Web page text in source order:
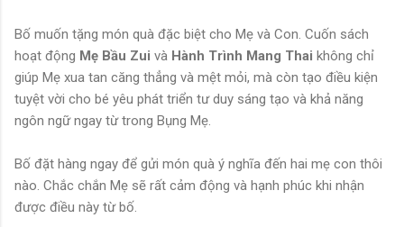
Bố muốn tặng món quà đặc biệt cho Mẹ và Con. Cuốn sách
hoạt động Mẹ Bầu Zui và Hành Trình Mang Thai không chỉ
giúp Mẹ xua tan căng thẳng và mệt mỏi, mà còn tạo điều kiện
tuyệt vời cho bé yêu phát triển tư duy sáng tạo và khả năng
ngôn ngữ ngay từ trong Bụng Mẹ.
Bố đặt hàng ngay để gửi món quà ý nghĩa đến hai mẹ con thôi
nào. Chắc chắn Mẹ sẽ rất cảm động và hạnh phúc khi nhận
được điều này từ bố.